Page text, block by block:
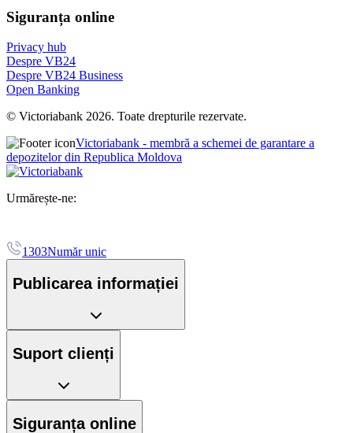
Siguranța online
Privacy hub
Despre VB24
Despre VB24 Business
Open Banking
© Victoriabank 2026. Toate drepturile rezervate.
Victoriabank - membră a schemei de garantare a
depozitelor din Republica Moldova
Urmărește-ne:
1303Număr unic
Publicarea informației
Suport clienți
Siguranța online